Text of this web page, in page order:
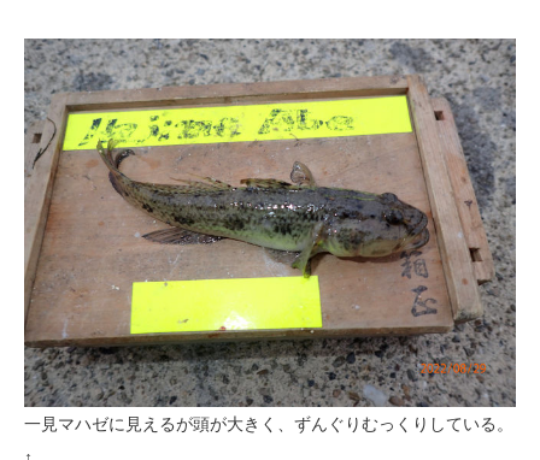
一見マハゼに見えるが頭が大きく、ずんぐりむっくりしている。